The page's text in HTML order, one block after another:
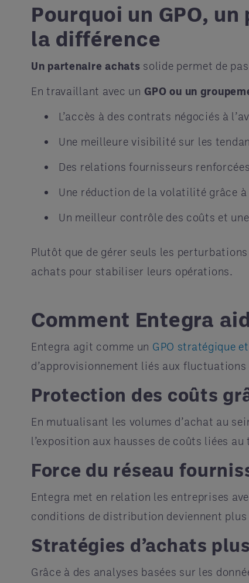
Pourquoi un GPO,
la différence
Un partenaire achats solide permet de
En travaillant avec un GPO ou un
L’accès à des contrats négociés à
Une meilleure visibilité sur les
Des relations fournisseurs
Une réduction de la volatilité grâce
Un meilleur contrôle des coûts et
Plutôt que de gérer seuls les
achats pour stabiliser leurs opérations.
Comment Entegra
Entegra agit comme un GPO stratégique
d’approvisionnement liés aux
Protection des coûts
En mutualisant les volumes d’achat au
l’exposition aux hausses de coûts liées
Force du réseau
Entegra met en relation les entreprises
conditions de distribution deviennent plus
Stratégies d’achats
Grâce à des analyses basées sur les